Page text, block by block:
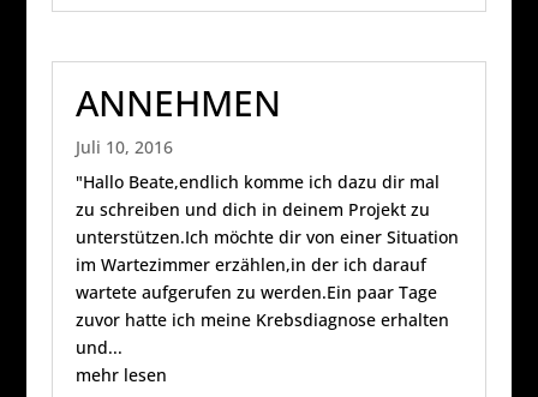
ANNEHMEN
Juli 10, 2016
"Hallo Beate,endlich komme ich dazu dir mal
zu schreiben und dich in deinem Projekt zu
unterstützen.Ich möchte dir von einer Situation
im Wartezimmer erzählen,in der ich darauf
wartete aufgerufen zu werden.Ein paar Tage
zuvor hatte ich meine Krebsdiagnose erhalten
und...
mehr lesen